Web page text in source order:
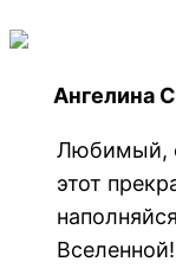
Ангелина
Любимый,
этот